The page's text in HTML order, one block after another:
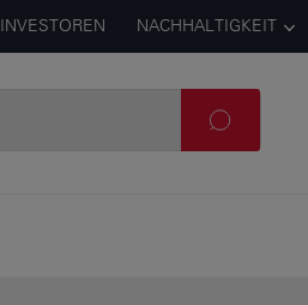
INVESTOREN NACHHALTIGKEIT